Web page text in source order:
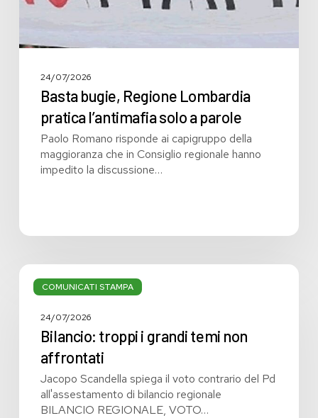
24/07/2026
Basta bugie, Regione Lombardia
pratica l’antimafia solo a parole
Paolo Romano risponde ai capigruppo della
maggioranza che in Consiglio regionale hanno
impedito la discussione…
COMUNICATI STAMPA
Bilancio:
troppi
grandi
affrontati
24/07/2026
Bilancio: troppi i grandi temi non
affrontati
Jacopo Scandella spiega il voto contrario del Pd
all'assestamento di bilancio regionale
BILANCIO REGIONALE, VOTO…